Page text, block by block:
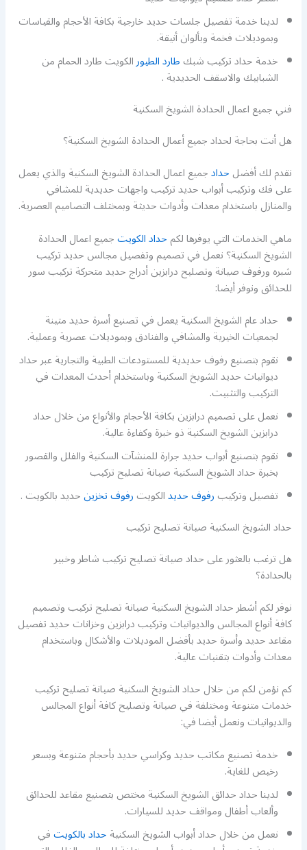
لدينا خدمة تفصيل جلسات حديد خارجية بكافة الأحجام والقياسات
وبموديلات فخمة وبألوان أنيقة.
خدمة حداد تركيب شبكطارد الطيورالكويت طارد الحمام من
الشبابيك والاسقف الحديدية .
فني جميع اعمال الحدادة الشويخ السكنية
هل أنت بحاجة لحداد جميع أعمال الحدادة الشويخ السكنية؟
نقدم لك أفضلحدادجميع اعمال الحدادة الشويخ السكنية والذي يعمل
على فك وتركيب أبواب حديد تركيب واجهات حديدية للمشافي
والمنازل باستخدام معدات وأدوات حديثة وبمختلف التصاميم العصرية.
ماهي الخدمات التي يوفرها لكمحداد الكويتجميع اعمال الحدادة
الشويخ السكنية؟ نعمل في تصميم وتفصيل مجالس حديد تركيب
شبره ورفوف صيانة وتصليح درابزين أدراج حديد متحركة تركيب سور
للحدائق ونوفر أيضا:
حداد عام الشويخ السكنية يعمل في تصنيع أسرة حديد متينة
لجمعيات الخيرية والمشافي والفنادق وبموديلات عصرية وعملية.
نقوم بتصنيع رفوف حديدية للمستودعات الطبية والتجارية عبر حداد
ديوانيات حديد الشويخ السكنية وباستخدام أحدث المعدات في
التركيب والتثبيت.
نعمل على تصميم درابزين بكافة الأحجام والأنواع من خلال حداد
درابزين الشويخ السكنية ذو خبرة وكفاءة عالية.
نقوم بتصنيع أبواب حديد جرارة للمنشآت السكنية والفلل والقصور
بخبرة حداد الشويخ السكنية صيانة تصليح تركيب
تفصيل وتركيبرفوف حديدالكويترفوف تخزينحديد بالكويت .
حداد الشويخ السكنية صيانة تصليح تركيب
هل ترغب بالعثور على حداد صيانة تصليح تركيب شاطر وخبير
بالحدادة؟
نوفر لكم أشطر حداد الشويخ السكنية صيانة تصليح تركيب وتصميم
كافة أنواع المجالس والديوانيات وتركيب درابزين وخزانات حديد تفصيل
مقاعد حديد وأسرة حديد بأفضل الموديلات والأشكال وباستخدام
معدات وأدوات بتقنيات عالية.
كم نؤمن لكم من خلال حداد الشويخ السكنية صيانة تصليح تركيب
خدمات متنوعة ومختلفة في صيانة وتصليح كافة أنواع المجالس
والديوانيات ونعمل أيضا في:
خدمة تصنيع مكاتب حديد وكراسي حديد بأحجام متنوعة وبسعر
رخيص للغاية.
لدينا حداد حدائق الشويخ السكنية مختص بتصنيع مقاعد للحدائق
وألعاب أطفال ومواقف حديد للسيارات.
نعمل من خلال حداد أبواب الشويخ السكنيةحداد بالكويتفي